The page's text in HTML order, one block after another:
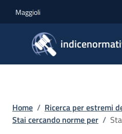
Maggioli
Briciole di pane
Home / Ricerca per estremi
Stai cercando norme per /